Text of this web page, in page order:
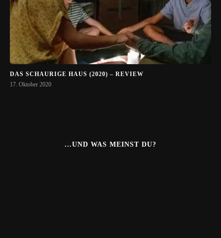
DAS SCHAURIGE HAUS (2020) – REVIEW
17. Oktober 2020
...UND WAS MEINST DU?